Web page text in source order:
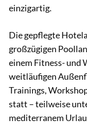
einzigartig.
Die gepflegte
großzügigen
einem Fitness- und
weitläufigen
Trainings,
statt – teilweise
mediterranem